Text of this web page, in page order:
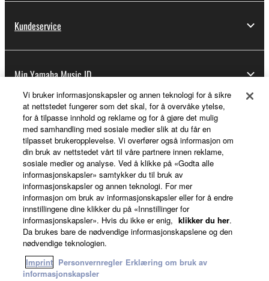
Kundeservice
Min Yamaha Music ID
Om Yamaha
Norge - Norwegian
Virksomhet
Vi bruker informasjonskapsler og annen teknologi for å sikre
at nettstedet fungerer som det skal, for å overvåke ytelse,
for å tilpasse innhold og reklame og for å gjøre det mulig
med samhandling med sosiale medier slik at du får en
tilpasset brukeropplevelse. Vi overfører også informasjon om
din bruk av nettstedet vårt til våre partnere innen reklame,
sosiale medier og analyse. Ved å klikke på «Godta alle
informasjonskapsler» samtykker du til bruk av
informasjonskapsler og annen teknologi. For mer
informasjon om bruk av informasjonskapsler eller for å endre
innstillingene dine klikker du på «Innstillinger for
informasjonskapsler». Hvis du ikke er enig, klikker du her.
Da brukes bare de nødvendige informasjonskapslene og den
nødvendige teknologien.
Imprint Personvernregler Erklæring om bruk av
informasjonskapsler